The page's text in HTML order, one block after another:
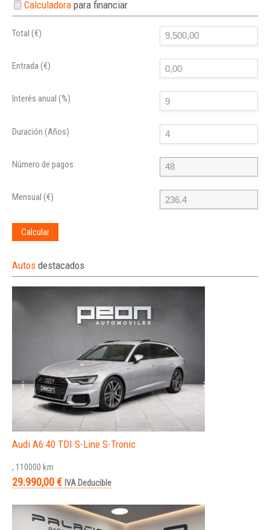
Calculadorapara financiar
Total (€)
Entrada (€)
Interés anual (%)
Duración (Años)
Número de pagos
Mensual (€)
Calcular
Autos destacados
Audi A6 40 TDI S-Line S-Tronic
, 110000 km
29.990,00 € IVA Deducible